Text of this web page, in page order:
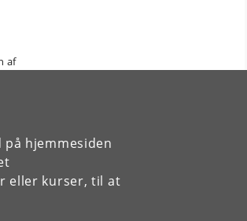
hjemmesiden
eller kurser, til at
af